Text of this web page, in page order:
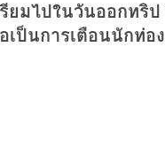
ยมไปในวันออกทริ
ป็นการเตือนนักท่อ